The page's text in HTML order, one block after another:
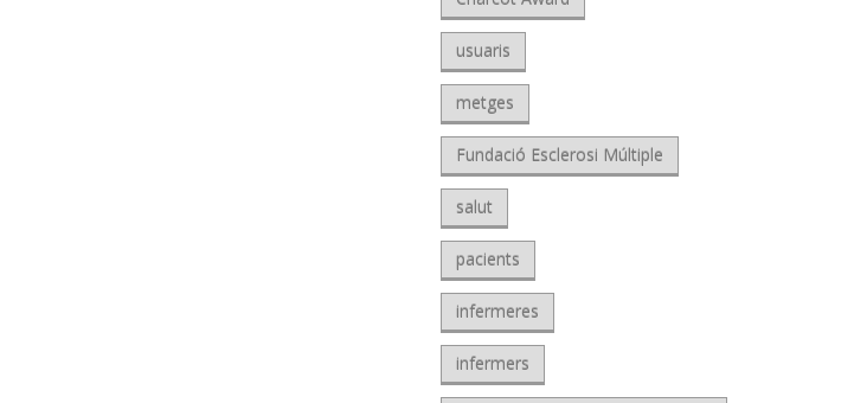
usuaris
metges
Fundació Esclerosi Múltiple
salut
pacients
infermeres
infermers